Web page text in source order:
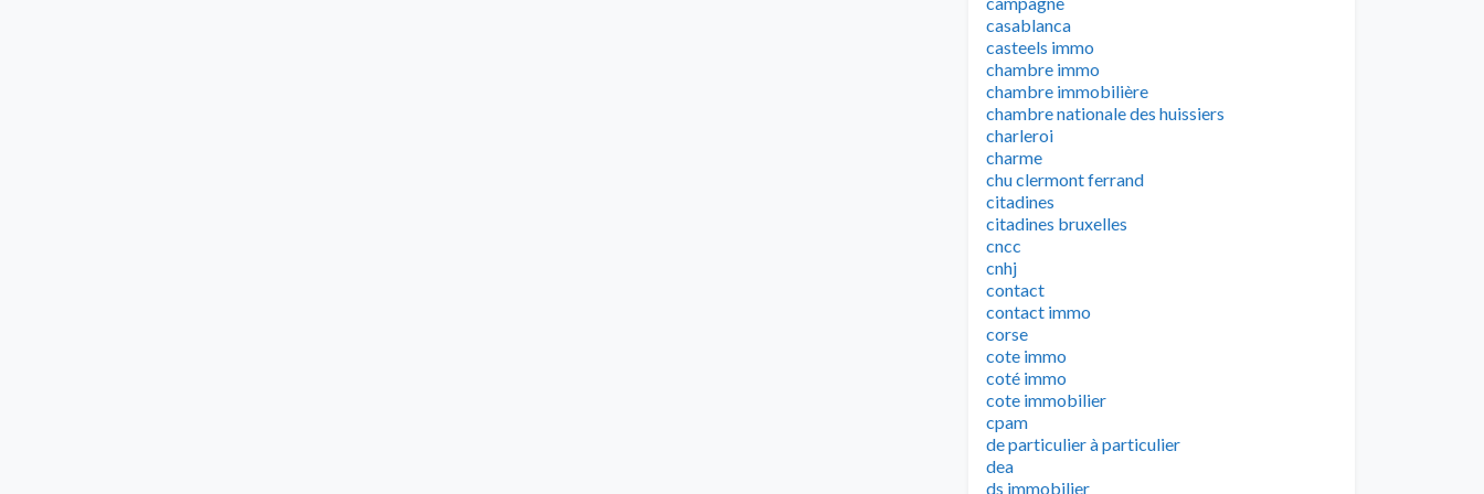
casablanca
casteels immo
chambre immo
chambre immobilière
chambre nationale des huissiers
charleroi
charme
chu clermont ferrand
citadines
citadines bruxelles
cncc
cnhj
contact
contact immo
corse
cote immo
coté immo
cote immobilier
cpam
de particulier à particulier
dea
ds immobilier